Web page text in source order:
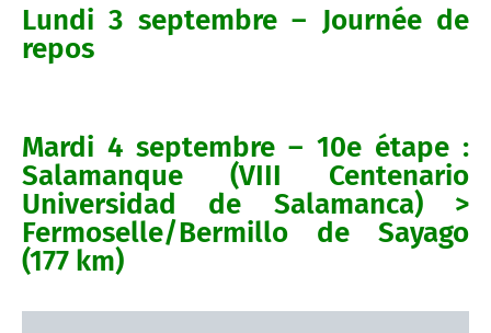
Lundi 3 septembre – Journée de
repos
Mardi 4 septembre – 10e étape :
Salamanque (VIII Centenario
Universidad de Salamanca) >
Fermoselle/Bermillo de Sayago
(177 km)